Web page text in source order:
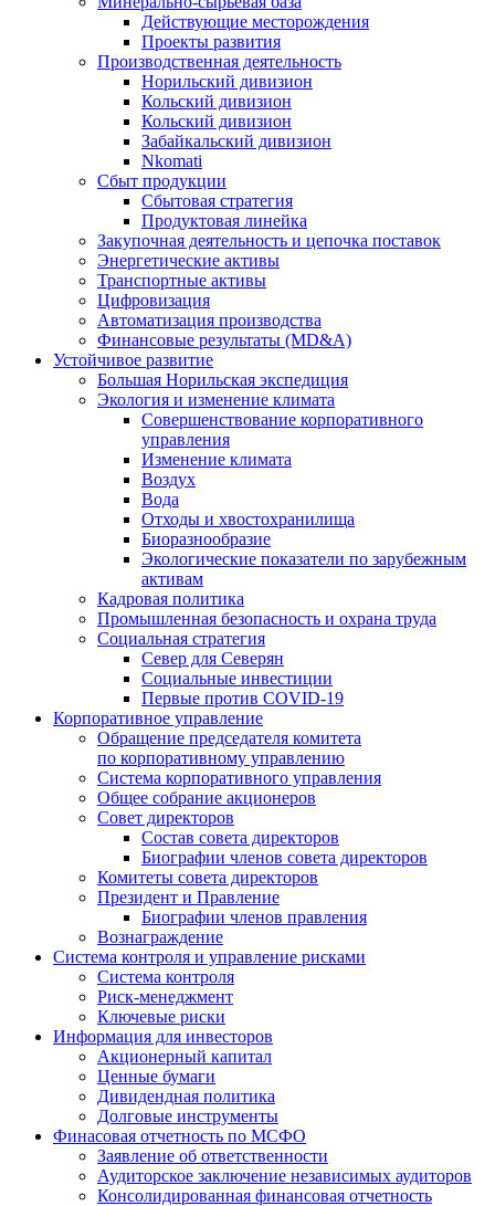
Действующие месторождения
Проекты развития
Производственная деятельность
Норильский дивизион
Кольский дивизион
Кольский дивизион
Забайкальский дивизион
Nkomati
Сбыт продукции
Сбытовая стратегия
Продуктовая линейка
Закупочная деятельность и цепочка поставок
Энергетические активы
Транспортные активы
Цифровизация
Автоматизация производства
Финансовые результаты (MD&A)
Устойчивое развитие
Большая Норильская экспедиция
Экология и изменение климата
Совершенствование корпоративного
управления
Изменение климата
Воздух
Вода
Отходы и хвостохранилища
Биоразнообразие
Экологические показатели по зарубежным
активам
Кадровая политика
Промышленная безопасность и охрана труда
Социальная стратегия
Север для Северян
Социальные инвестиции
Первые против COVID‑19
Корпоративное управление
Обращение председателя комитета
по корпоративному управлению
Система корпоративного управления
Общее собрание акционеров
Совет директоров
Состав совета директоров
Биографии членов совета директоров
Комитеты совета директоров
Президент и Правление
Биографии членов правления
Вознаграждение
Система контроля и управление рисками
Система контроля
Риск-менеджмент
Ключевые риски
Информация для инвесторов
Акционерный капитал
Ценные бумаги
Дивидендная политика
Долговые инструменты
Финасовая отчетность по МСФО
Заявление об ответственности
Аудиторское заключение независимых аудиторов
Консолидированная финансовая отчетность